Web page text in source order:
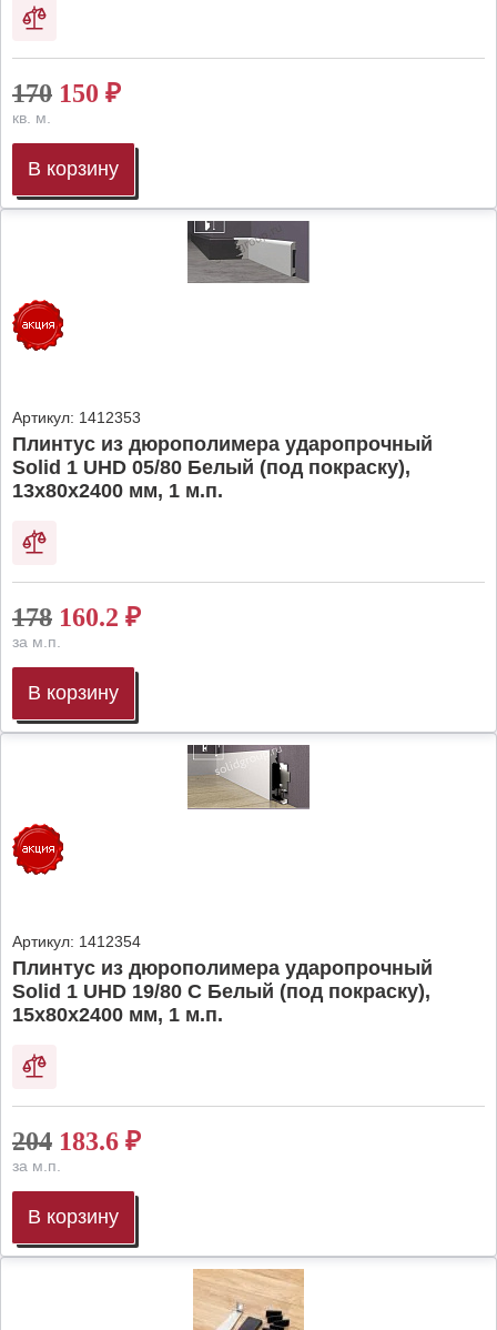
170 150 ₽
кв. м.
В корзину
Артикул: 1412353
Плинтус из дюрополимера ударопрочный
Solid 1 UHD 05/80 Белый (под покраску),
13х80х2400 мм, 1 м.п.
178 160.2 ₽
за м.п.
В корзину
Артикул: 1412354
Плинтус из дюрополимера ударопрочный
Solid 1 UHD 19/80 C Белый (под покраску),
15х80х2400 мм, 1 м.п.
204 183.6 ₽
за м.п.
В корзину